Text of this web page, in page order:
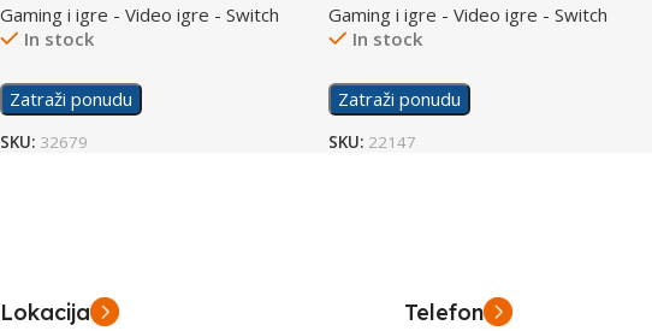
Gaming i igre - Video igre - Switch
In stock
Zatraži ponudu
SKU: 32679
Gaming i igre - Video igre - Switch
In stock
Zatraži ponudu
SKU: 22147
Lokacija Telefon